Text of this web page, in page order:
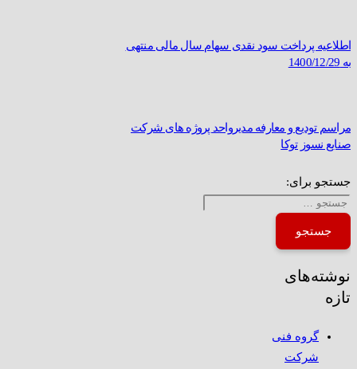
اطلاعیه پرداخت سود نقدی سهام سال مالی منتهی
به 1400/12/29
مراسم تودیع و معارفه مدیرواحد پروژه های شرکت
صنایع نسوز توکا
جستجو برای:
نوشته‌های
تازه
گروه فنی
شرکت